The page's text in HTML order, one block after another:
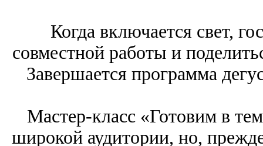
Когда включается свет,
совместной работы и
Завершается программа
Мастер-класс «Готовим в
широкой аудитории, но,